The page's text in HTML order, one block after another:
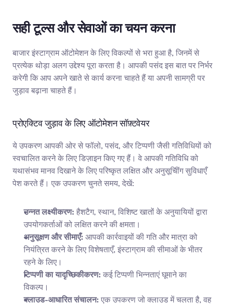
सही टूल्स और सेवाओं का चयन करना
बाजार इंस्टाग्राम ऑटोमेशन के लिए विकल्पों से भरा हुआ है, जिनमें से
प्रत्येक थोड़ा अलग उद्देश्य पूरा करता है। आपकी पसंद इस बात पर निर्भर
करेगी कि आप अपने खाते से कार्य करना चाहते हैं या अपनी सामग्री पर
जुड़ाव बढ़ाना चाहते हैं।
प्रोएक्टिव जुड़ाव के लिए ऑटोमेशन सॉफ़्टवेयर
ये उपकरण आपकी ओर से फॉलो, पसंद, और टिप्पणी जैसी गतिविधियों को
स्वचालित करने के लिए डिज़ाइन किए गए हैं। वे आपकी गतिविधि को
यथासंभव मानव दिखाने के लिए परिष्कृत लक्षित और अनुसूचीिंग सुविधाएँ
पेश करते हैं। एक उपकरण चुनते समय, देखें:
उन्नत लक्ष्यीकरण: हैशटैग, स्थान, विशिष्ट खातों के अनुयायियों द्वारा
उपयोगकर्ताओं को लक्षित करने की क्षमता।
अनुसूक्षण और सीमाएँ: आपकी कार्रवाइयों की गति और मात्रा को
नियंत्रित करने के लिए विशेषताएँ, इंस्टाग्राम की सीमाओं के भीतर
रहने के लिए।
टिप्पणी का यादृच्छिकीकरण: कई टिप्पणी भिन्नताएं घूमाने का
विकल्प।
क्लाउड-आधारित संचालन: एक उपकरण जो क्लाउड में चलता है, वह